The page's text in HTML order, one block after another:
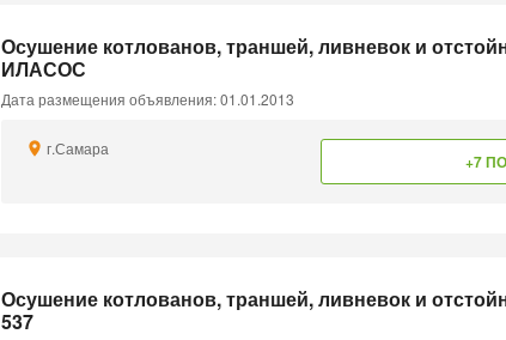
Осушение котлованов, траншей, ливневок и
ИЛАСОС
Дата размещения объявления: 01.01.2013
г.Самара
+7
Осушение котлованов, траншей, ливневок и
537